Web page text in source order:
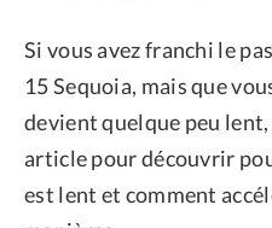
Si vous avez franchi le
15 Sequoia, mais que
devient quelque peu
article pour découvrir
est lent et comment